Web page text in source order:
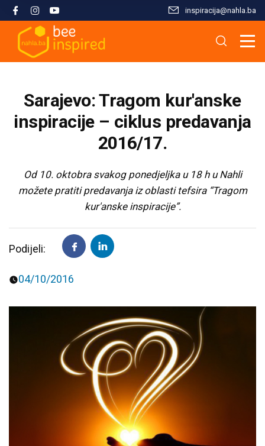
inspiracija@nahla.bа
Sarajevo: Tragom kur'anske
inspiracije – ciklus predavanja
2016/17.
Od 10. oktobra svakog ponedjeljka u 18 h u Nahli
možete pratiti predavanja iz oblasti tefsira “Tragom
kur'anske inspiracije”.
Podijeli:
04/10/2016
Misija i filozofija
Konsultanti/ice
Škola islama
Hifz Kur'ana
Arapski jezik kroz Kur'an
Tematski moduli
Kursevi
Osnove islama
Stopama Poslanika
Islam i savremeni izazovi
Islamska kultura i civilizacija
Nahla kao inspiracija
Sloboda vjere
Analize i studije
Radni materijali